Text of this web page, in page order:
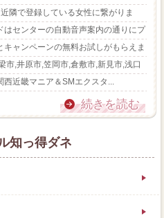
隣で登録している女性に繋がりま
センターの自動音声案内の通りにプ
ャンペーンの無料お試しがもらえま
市,井原市,笠岡市,倉敷市,新見市,浅口
近畿マニア＆SMエクスタ...
続きを読む
知っ得ダネ